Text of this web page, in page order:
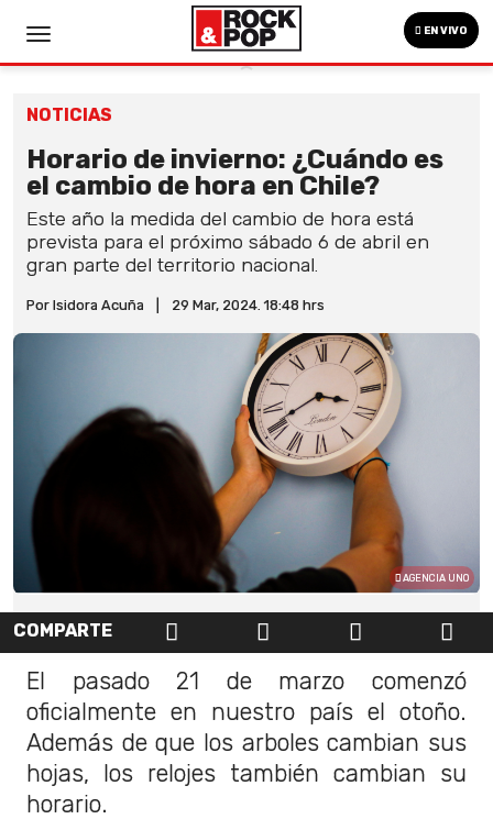
EN VIVO
NOTICIAS
Horario de invierno: ¿Cuándo es
el cambio de hora en Chile?
Este año la medida del cambio de hora está
prevista para el próximo sábado 6 de abril en
gran parte del territorio nacional.
Por Isidora Acuña 29 Mar, 2024. 18:48 hrs
AGENCIA UNO
COMPARTE
El pasado 21 de marzo comenzó
oficialmente en nuestro país el otoño.
Además de que los arboles cambian sus
hojas, los relojes también cambian su
horario.